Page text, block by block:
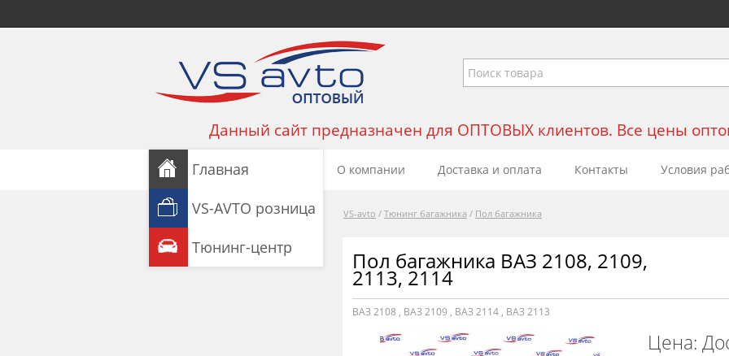
Данный сайт предназначен для ОПТОВЫХ клиентов. Все цены
О компании Доставка и оплата Контакты Условия
VS-avto / Тюнинг багажника / Пол багажника
Главная
VS-AVTO розница
Тюнинг-центр
Пол багажника ВАЗ 2108, 2109,
2113, 2114
ВАЗ 2108 , ВАЗ 2109 , ВАЗ 2114 , ВАЗ 2113
Цена: